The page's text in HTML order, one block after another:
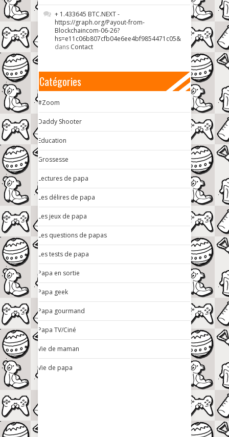
+ 1.433645 BTC.NEXT -
https://graph.org/Payout-from-
Blockchaincom-06-26?
hs=e11c06b807cfb04e6ee4bf9854471c05&
dans Contact
Catégories
#Zoom
Daddy Shooter
Education
Grossesse
Lectures de papa
Les délires de papa
Les jeux de papa
Les questions de papas
Les tests de papa
Papa en sortie
Papa geek
Papa gourmand
Papa TV/Ciné
Vie de maman
Vie de papa